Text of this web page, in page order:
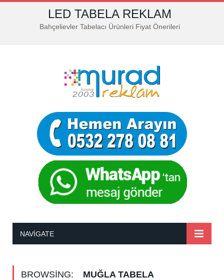
LED TABELA REKLAM
Bahçelievler Tabelacı Ürünleri Fiyat Önerileri
NAVIGATE
BROWSING: MUĞLA TABELA